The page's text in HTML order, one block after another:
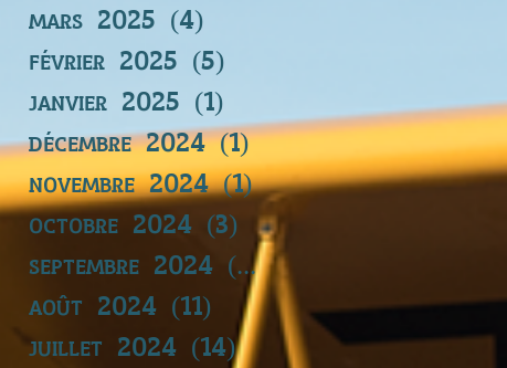
mars 2025 (4)
février 2025 (5)
janvier 2025 (1)
décembre 2024 (1)1 post
novembre 2024 (1)1 post
octobre 2024 (3) 3 posts
septembre 2024 (11)
11 posts
août 2024 (11) 11 posts
juillet 2024 (14)14 posts